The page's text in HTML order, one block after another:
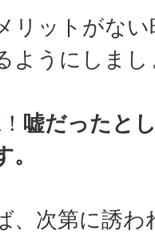
リットがな
ようにしまし
嘘だったと
、次第に誘